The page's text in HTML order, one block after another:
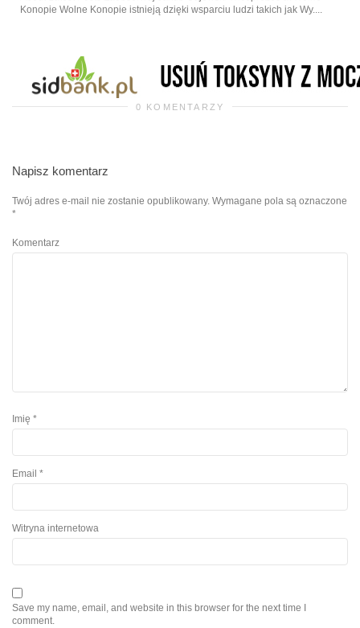
Konopie Wolne Konopie istnieją dzięki wsparciu ludzi takich jak Wy....
0 KOMENTARZY
Napisz komentarz
Twój adres e-mail nie zostanie opublikowany. Wymagane pola są oznaczone
*
Komentarz
Imię *
Email *
Witryna internetowa
Save my name, email, and website in this browser for the next time I
comment.